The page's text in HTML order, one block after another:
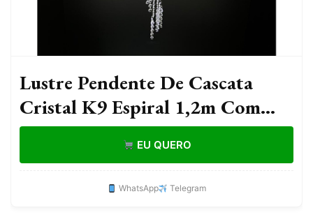
Lustre Pendente De Cascata
Cristal K9 Espiral 1,2m Com
LED Bivolt Luminária Escada
Sala Luxo
EU QUERO
WhatsApp Telegram